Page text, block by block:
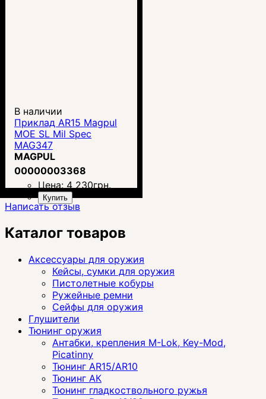
В наличии
Приклад AR15 Magpul
MOE SL Mil Spec
MAG347
MAGPUL
00000003368
Цена: 4 230грн.
Купить
Написать отзыв
Каталог товаров
Аксессуары для оружия
Кейсы, сумки для оружия
Пистолетные кобуры
Ружейные ремни
Сейфы для оружия
Глушители
Тюнинг оружия
Антабки, крепления M-Lok, Key-Mod,
Picatinny
Тюнинг AR15/AR10
Тюнинг АК
Тюнинг гладкоствольного ружья